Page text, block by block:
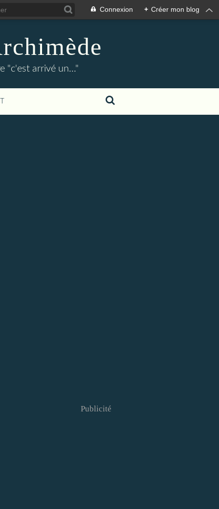
Connexion + Créer mon blog
"c'est arrivé un..."
Publicité